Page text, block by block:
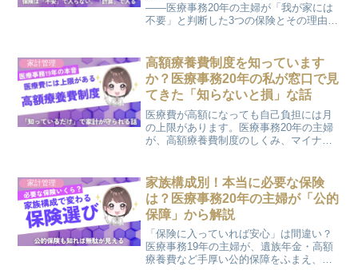
——医療事務20年の主婦が「我が家には
不要」と判断した3つの保険とその理由を
30万円削減した実体験つき。
家計管理
高額療養費制度を知っています
か？医療事務20年の私が窓口で見
てきた「知らないと損」な話
医療費が高額になっても自己負担には月
の上限があります。医療事務20年の主婦
が、高額療養費制度のしくみ、マイナ保
やさしく解説します。
家計管理
家族構成別！本当に必要な保険
は？医療事務20年の主婦が「公的
保障」から解説
「保険に入っていれば安心」は間違い？
医療事務19年の主婦が、遺族年金・高額
療養費など手厚い公的保障をふまえ、家